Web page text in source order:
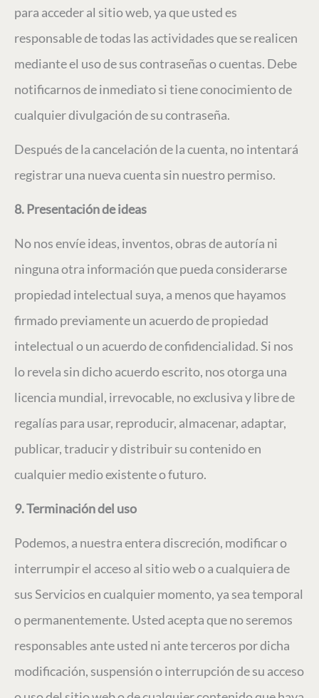
para acceder al sitio web, ya que usted es
responsable de todas las actividades que se realicen
mediante el uso de sus contraseñas o cuentas. Debe
notificarnos de inmediato si tiene conocimiento de
cualquier divulgación de su contraseña.
Después de la cancelación de la cuenta, no intentará
registrar una nueva cuenta sin nuestro permiso.
8. Presentación de ideas
No nos envíe ideas, inventos, obras de autoría ni
ninguna otra información que pueda considerarse
propiedad intelectual suya, a menos que hayamos
firmado previamente un acuerdo de propiedad
intelectual o un acuerdo de confidencialidad. Si nos
lo revela sin dicho acuerdo escrito, nos otorga una
licencia mundial, irrevocable, no exclusiva y libre de
regalías para usar, reproducir, almacenar, adaptar,
publicar, traducir y distribuir su contenido en
cualquier medio existente o futuro.
9. Terminación del uso
Podemos, a nuestra entera discreción, modificar o
interrumpir el acceso al sitio web o a cualquiera de
sus Servicios en cualquier momento, ya sea temporal
o permanentemente. Usted acepta que no seremos
responsables ante usted ni ante terceros por dicha
modificación, suspensión o interrupción de su acceso